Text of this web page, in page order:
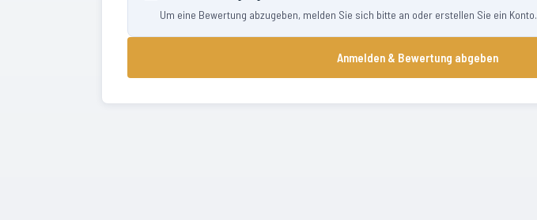
Um eine Bewertung abzugeben, melden Sie sich bitte an oder erstellen Sie ein Konto.
Anmelden & Bewertung abgeben